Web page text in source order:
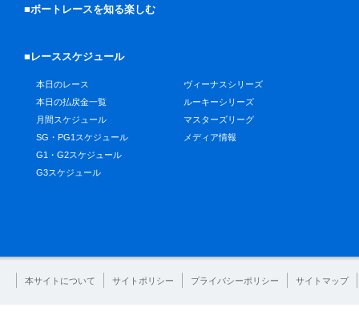
■ボートレースを知る楽しむ
■レーススケジュール
本日のレース
本日の払戻金一覧
月間スケジュール
SG・PG1スケジュール
G1・G2スケジュール
G3スケジュール
ヴィーナスシリーズ
ルーキーシリーズ
マスターズリーグ
メディア情報
本サイトについて サイトポリシー プライバシーポリシー サイトマップ